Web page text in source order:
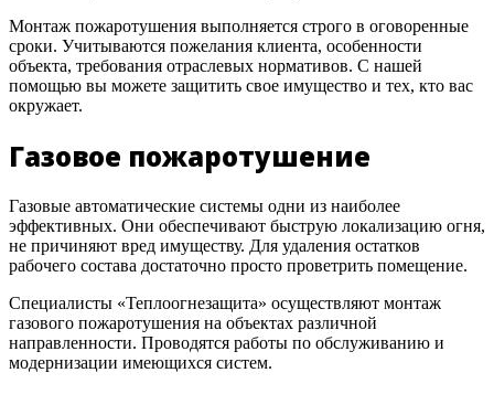
Монтаж пожаротушения выполняется строго в оговоренные
сроки. Учитываются пожелания клиента, особенности
объекта, требования отраслевых нормативов. С нашей
помощью вы можете защитить свое имущество и тех, кто вас
окружает.
Газовое пожаротушение
Газовые автоматические системы одни из наиболее
эффективных. Они обеспечивают быструю локализацию огня,
не причиняют вред имуществу. Для удаления остатков
рабочего состава достаточно просто проветрить помещение.
Специалисты «Теплоогнезащита» осуществляют монтаж
газового пожаротушения на объектах различной
направленности. Проводятся работы по обслуживанию и
модернизации имеющихся систем.